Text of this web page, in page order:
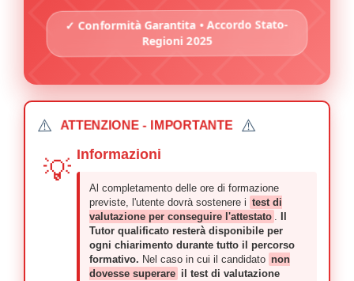
✓ Conformità Garantita • Accordo Stato-
Regioni 2025
⚠️ ATTENZIONE - IMPORTANTE ⚠️
💡 Informazioni
Al completamento delle ore di formazione
previste, l'utente dovrà sostenere i test di
valutazione per conseguire l'attestato .
Tutor qualificato resterà disponibile per
ogni chiarimento durante tutto il percorso
formativo. Nel caso in cui il candidato non
dovesse superare il test di valutazione